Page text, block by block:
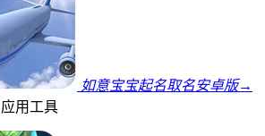
如意宝宝起名取名安卓版→
应用工具